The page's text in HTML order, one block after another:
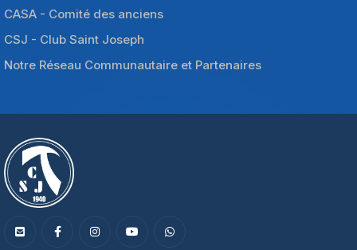
CASA - Comité des anciens
CSJ - Club Saint Joseph
Notre Réseau Communautaire et Partenaires